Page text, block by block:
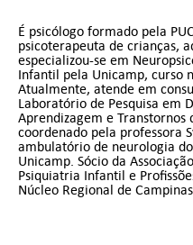
É psicólogo formado pela
psicoterapeuta de crianças,
especializou-se em
Infantil pela Unicamp, curso
Atualmente, atende em
Laboratório de Pesquisa em
Aprendizagem e Transtornos
coordenado pela professora
ambulatório de neurologia
Unicamp. Sócio da
Psiquiatria Infantil e
Núcleo Regional de Campinas